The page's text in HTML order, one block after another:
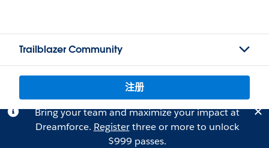
Trailblazer Community
注册
Bring your team and maximize your impact at
Dreamforce. Registerthree or more to unlock
$999 passes.